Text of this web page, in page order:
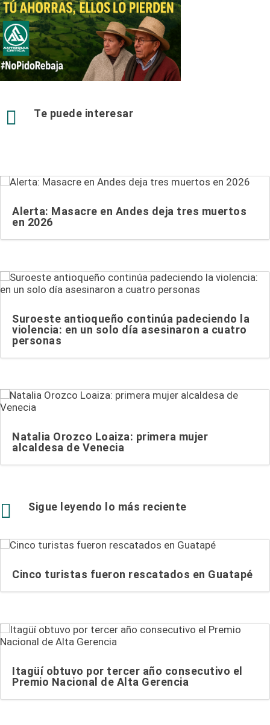
 Te puede interesar
Alerta: Masacre en Andes deja tres muertos
en 2026
Suroeste antioqueño continúa padeciendo la
violencia: en un solo día asesinaron a cuatro
personas
Natalia Orozco Loaiza: primera mujer
alcaldesa de Venecia
 Sigue leyendo lo más reciente
Cinco turistas fueron rescatados en Guatapé
Itagüí obtuvo por tercer año consecutivo el
Premio Nacional de Alta Gerencia